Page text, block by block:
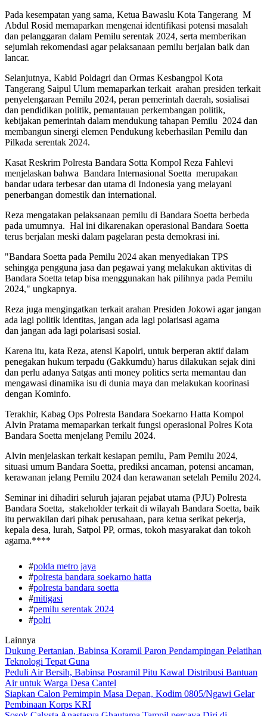
Pada kesempatan yang sama, Ketua Bawaslu Kota Tangerang M
Abdul Rosid memaparkan mengenai identifikasi potensi masalah
dan pelanggaran dalam Pemilu serentak 2024, serta memberikan
sejumlah rekomendasi agar pelaksanaan pemilu berjalan baik dan
lancar.
Selanjutnya, Kabid Poldagri dan Ormas Kesbangpol Kota
Tangerang Saipul Ulum memaparkan terkait arahan presiden terkait
penyelengaraan Pemilu 2024, peran pemerintah daerah, sosialisai
dan pendidikan politik, pemantauan perkembangan politik,
kebijakan pemerintah dalam mendukung tahapan Pemilu 2024 dan
membangun sinergi elemen Pendukung keberhasilan Pemilu dan
Pilkada serentak 2024.
Kasat Reskrim Polresta Bandara Sotta Kompol Reza Fahlevi
menjelaskan bahwa Bandara Internasional Soetta merupakan
bandar udara terbesar dan utama di Indonesia yang melayani
penerbangan domestik dan international.
Reza mengatakan pelaksanaan pemilu di Bandara Soetta berbeda
pada umumnya. Hal ini dikarenakan operasional Bandara Soetta
terus berjalan meski dalam pagelaran pesta demokrasi ini.
"Bandara Soetta pada Pemilu 2024 akan menyediakan TPS
sehingga pengguna jasa dan pegawai yang melakukan aktivitas di
Bandara Soetta tetap bisa menggunakan hak pilihnya pada Pemilu
2024," ungkapnya.
Reza juga mengingatkan terkait arahan Presiden Jokowi agar jangan
ada lagi politik identitas, jangan ada lagi polarisasi agama
dan jangan ada lagi polarisasi sosial.
Karena itu, kata Reza, atensi Kapolri, untuk berperan aktif dalam
penegakan hukum terpadu (Gakkumdu) harus dilakukan sejak dini
dan perlu adanya Satgas anti money politics serta memantau dan
mengawasi dinamika isu di dunia maya dan melakukan koorinasi
dengan Kominfo.
Terakhir, Kabag Ops Polresta Bandara Soekarno Hatta Kompol
Alvin Pratama memaparkan terkait fungsi operasional Polres Kota
Bandara Soetta menjelang Pemilu 2024.
Alvin menjelaskan terkait kesiapan pemilu, Pam Pemilu 2024,
situasi umum Bandara Soetta, prediksi ancaman, potensi ancaman,
kerawanan jelang Pemilu 2024 dan kerawanan setelah Pemilu 2024.
Seminar ini dihadiri seluruh jajaran pejabat utama (PJU) Polresta
Bandara Soetta, stakeholder terkait di wilayah Bandara Soetta, baik
itu perwakilan dari pihak perusahaan, para ketua serikat pekerja,
kepala desa, lurah, Satpol PP, ormas, tokoh masyarakat dan tokoh
agama.****
#polda metro jaya
#polresta bandara soekarno hatta
#polresta bandara soetta
#mitigasi
#pemilu serentak 2024
#polri
Lainnya
Dukung Pertanian, Babinsa Koramil Paron Pendampingan Pelatihan
Teknologi Tepat Guna
Peduli Air Bersih, Babinsa Posramil Pitu Kawal Distribusi Bantuan
Air untuk Warga Desa Cantel
Siapkan Calon Pemimpin Masa Depan, Kodim 0805/Ngawi Gelar
Pembinaan Korps KRI